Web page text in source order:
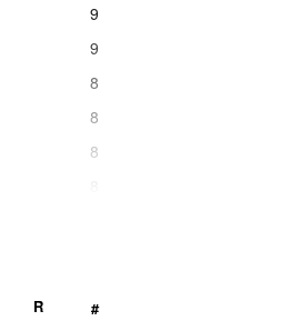
9
9
8
8
8
6
R #